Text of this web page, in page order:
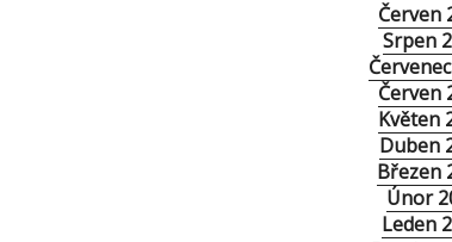
Červen
Srpen
Červen
Květen
Duben
Březen
Únor
Leden